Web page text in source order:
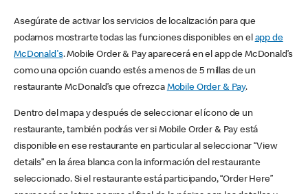
Asegúrate de activar los servicios de localización para que
podamos mostrarte todas las funciones disponibles en el app de
McDonald's. Mobile Order & Pay aparecerá en el app de McDonald’s
como una opción cuando estés a menos de 5 millas de un
restaurante McDonald’s que ofrezca Mobile Order & Pay.
Dentro del mapa y después de seleccionar el ícono de un
restaurante, también podrás ver si Mobile Order & Pay está
disponible en ese restaurante en particular al seleccionar “View
details” en la área blanca con la información del restaurante
seleccionado. Si el restaurante está participando, “Order Here”